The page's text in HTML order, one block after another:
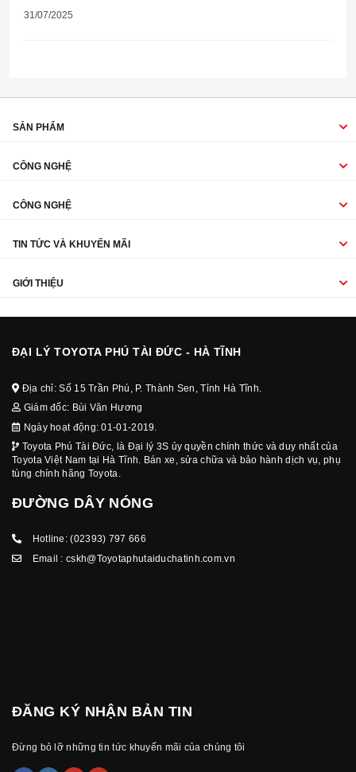
31/07/2025
SẢN PHẨM
CÔNG NGHỆ
CÔNG NGHỆ
TIN TỨC VÀ KHUYẾN MÃI
GIỚI THIỆU
ĐẠI LÝ TOYOTA PHÚ TÀI ĐỨC - HÀ TĨNH
Địa chỉ: Số 15 Trần Phú, P. Thành Sen, Tỉnh Hà Tĩnh.
Giám đốc: Bùi Văn Hương
Ngày hoạt động: 01-01-2019.
Toyota Phú Tài Đức, là Đại lý 3S ủy quyền chính thức và duy nhất của
Toyota Việt Nam tại Hà Tĩnh. Bán xe, sửa chữa và bảo hành dịch vụ, phụ
tùng chính hãng Toyota.
ĐƯỜNG DÂY NÓNG
Hotline:(02393) 797 666
Email :cskh@Toyotaphutaiduchatinh.com.vn
ĐĂNG KÝ NHẬN BẢN TIN
Đừng bỏ lỡ những tin tức khuyến mãi của chúng tôi